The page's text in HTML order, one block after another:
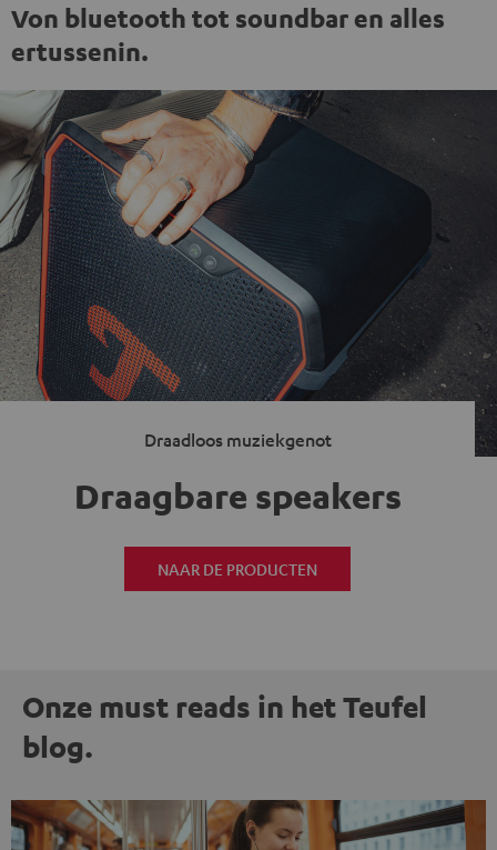
Von bluetooth tot soundbar en alles
ertussenin.
Draadloos muziekgenot
Draagbare speakers
NAAR DE PRODUCTEN
Onze must reads in het Teufel
blog.